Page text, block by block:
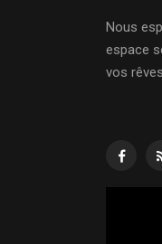
Nous
espace
vos